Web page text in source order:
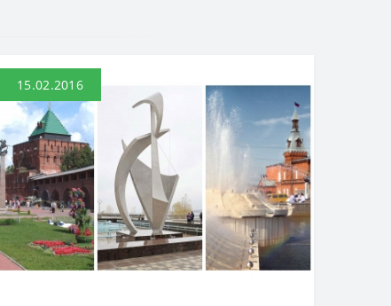
15.02.2016